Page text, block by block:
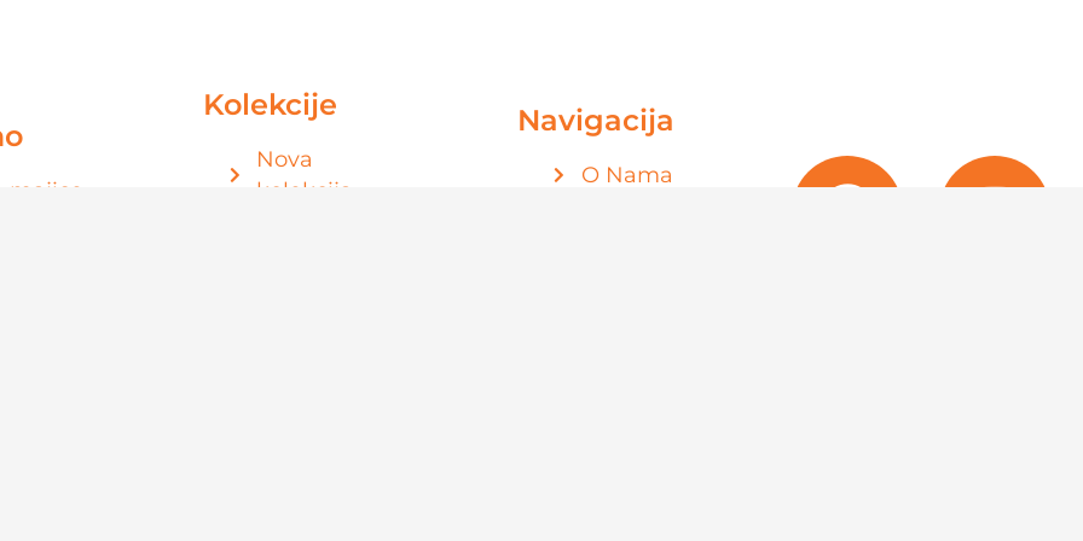
majice
Kolekcije
Nova
kolekcija
Navigacija
O Nama